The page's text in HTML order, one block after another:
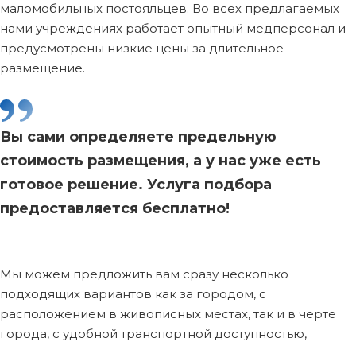
маломобильных постояльцев. Во всех предлагаемых
нами учреждениях работает опытный медперсонал и
предусмотрены низкие цены за длительное
размещение.
Вы сами определяете предельную
стоимость размещения, а у нас уже есть
готовое решение. Услуга подбора
предоставляется бесплатно!
Мы можем предложить вам сразу несколько
подходящих вариантов как за городом, с
расположением в живописных местах, так и в черте
города, с удобной транспортной доступностью,